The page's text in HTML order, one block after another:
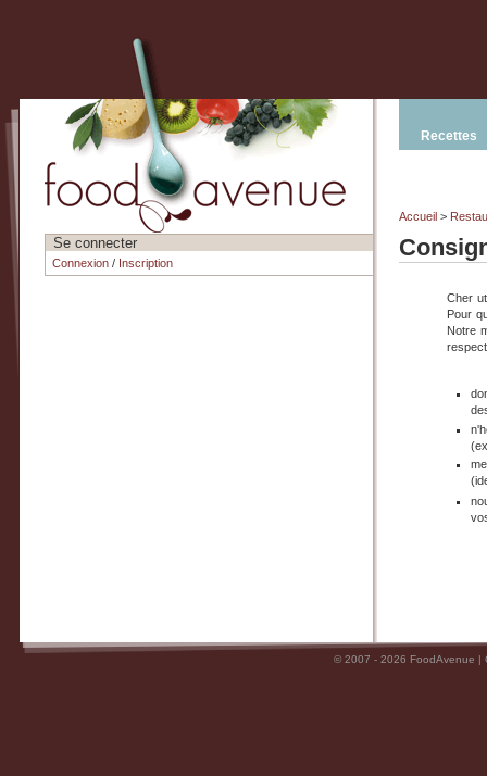
Se connecter
Connexion/ Inscription
Recettes
Accueil >
Cher
Pour
Notre
© 2007 - 2026 FoodAvenue |